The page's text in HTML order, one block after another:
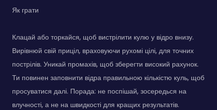
Як грати
Клацай або торкайся, щоб вистрілити кулю у відро внизу.
Вирівнюй свій приціл, враховуючи рухомі цілі, для точних
пострілів. Уникай промахів, щоб зберегти високий рахунок.
Ти повинен заповнити відра правильною кількістю куль, щоб
просуватися далі. Порада: не поспішай, зосередься на
влучності, а не на швидкості для кращих результатів.